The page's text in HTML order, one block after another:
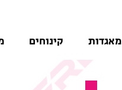
מאגדות קינוחים